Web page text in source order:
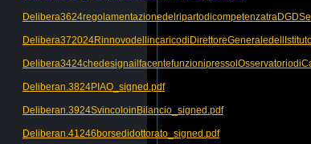
Deliberan.3824PIAO_signed.pdf
Deliberan.3924SvincoloinBilancio_signed.pdf
Deliberan.41246borsedidottorato_signed.pdf